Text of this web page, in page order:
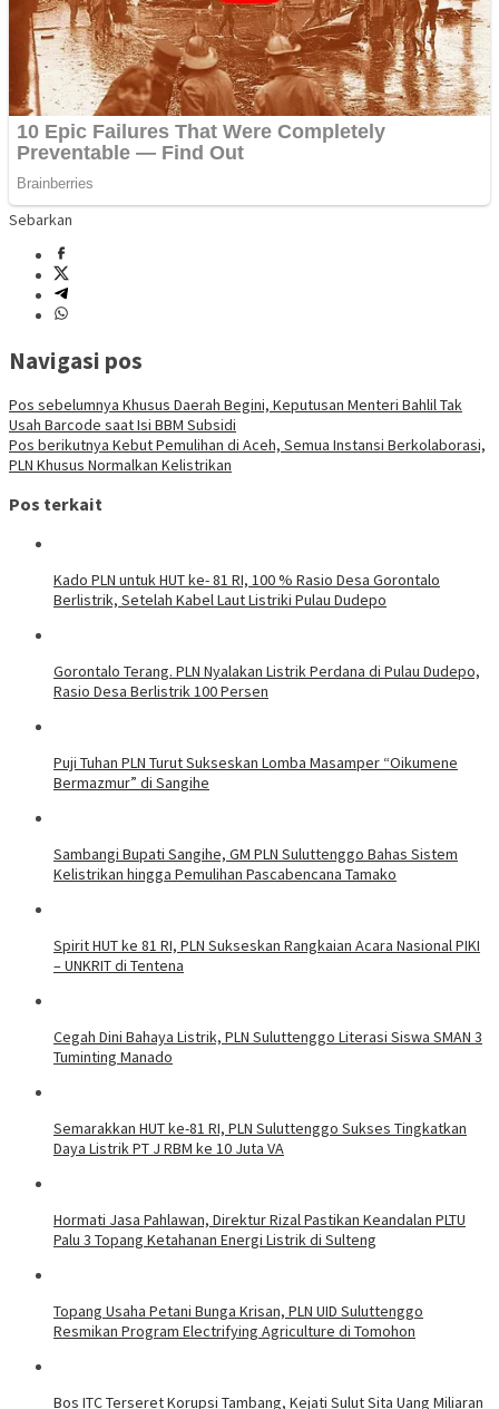
Sebarkan
Navigasi pos
Pos sebelumnya Khusus Daerah Begini, Keputusan Menteri Bahlil Tak
Usah Barcode saat Isi BBM Subsidi
Pos berikutnya Kebut Pemulihan di Aceh, Semua Instansi Berkolaborasi,
PLN Khusus Normalkan Kelistrikan
Pos terkait
Kado PLN untuk HUT ke- 81 RI, 100 % Rasio Desa Gorontalo
Berlistrik, Setelah Kabel Laut Listriki Pulau Dudepo
Gorontalo Terang. PLN Nyalakan Listrik Perdana di Pulau Dudepo,
Rasio Desa Berlistrik 100 Persen
Puji Tuhan PLN Turut Sukseskan Lomba Masamper “Oikumene
Bermazmur” di Sangihe
Sambangi Bupati Sangihe, GM PLN Suluttenggo Bahas Sistem
Kelistrikan hingga Pemulihan Pascabencana Tamako
Spirit HUT ke 81 RI, PLN Sukseskan Rangkaian Acara Nasional PIKI
– UNKRIT di Tentena
Cegah Dini Bahaya Listrik, PLN Suluttenggo Literasi Siswa SMAN 3
Tuminting Manado
Semarakkan HUT ke-81 RI, PLN Suluttenggo Sukses Tingkatkan
Daya Listrik PT J RBM ke 10 Juta VA
Hormati Jasa Pahlawan, Direktur Rizal Pastikan Keandalan PLTU
Palu 3 Topang Ketahanan Energi Listrik di Sulteng
Topang Usaha Petani Bunga Krisan, PLN UID Suluttenggo
Resmikan Program Electrifying Agriculture di Tomohon
Bos ITC Terseret Korupsi Tambang, Kejati Sulut Sita Uang Miliaran